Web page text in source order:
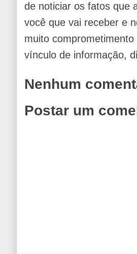
de noticiar os fatos que
você que vai receber e
muito
vínculo de informação,
Nenhum
Postar um